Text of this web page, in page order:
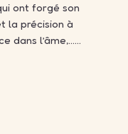
ont forgé son
la précision à
dans l’âme,……